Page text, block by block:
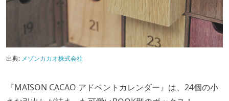
出典: メゾンカカオ株式会社
『MAISON CACAO アドベントカレンダー』は、24個の小